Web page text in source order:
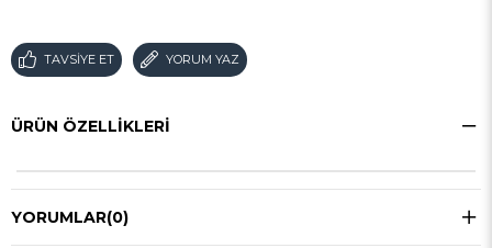
TAVSIYE ET YORUM YAZ
ÜRÜN ÖZELLIKLERI
YORUMLAR(0)